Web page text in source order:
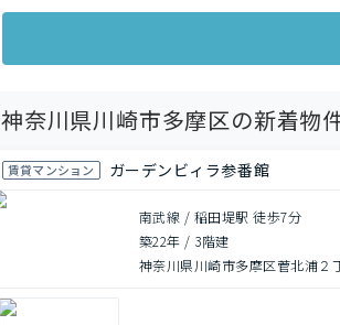
神奈川県川崎市多摩区の新着物
賃貸マンション ガーデンビィラ参番館
南武線 / 稲田堤駅 徒歩7分
築22年 / 3階建
神奈川県川崎市多摩区菅北浦２